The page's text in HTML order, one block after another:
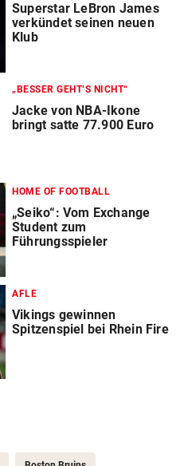
Superstar LeBron James
verkündet seinen neuen
Klub
„BESSER GEHT‘S NICHT“
Jacke von NBA-Ikone
bringt satte 77.900 Euro
HOME OF FOOTBALL
„Seiko“: Vom Exchange
Student zum
Führungsspieler
AFLE
Vikings gewinnen
Spitzenspiel bei Rhein Fire